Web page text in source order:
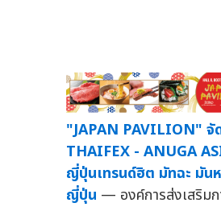
"JAPAN PAVILION" จั
THAIFEX - ANUGA
ญี่ปุ่นเทรนด์ฮิต มัทฉะ มัน
ญี่ปุ่น — องค์การส่งเสริมก